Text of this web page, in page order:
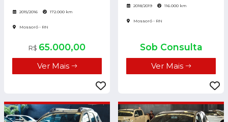
2015/2016 172.000 km
Mossoró - RN
R$ 65.000,00
Ver Mais
2018/2019 116.000 km
Mossoró - RN
Sob Consulta
Ver Mais